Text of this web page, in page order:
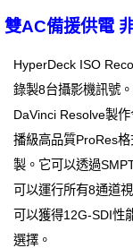
雙AC備援供電
HyperDeck ISO
錄製8台攝影機訊號
DaVinci Resolve製
播級高品質ProRes
製。它可以透過
可以運行所有8通道
可以獲得12G-SDI性
選擇。